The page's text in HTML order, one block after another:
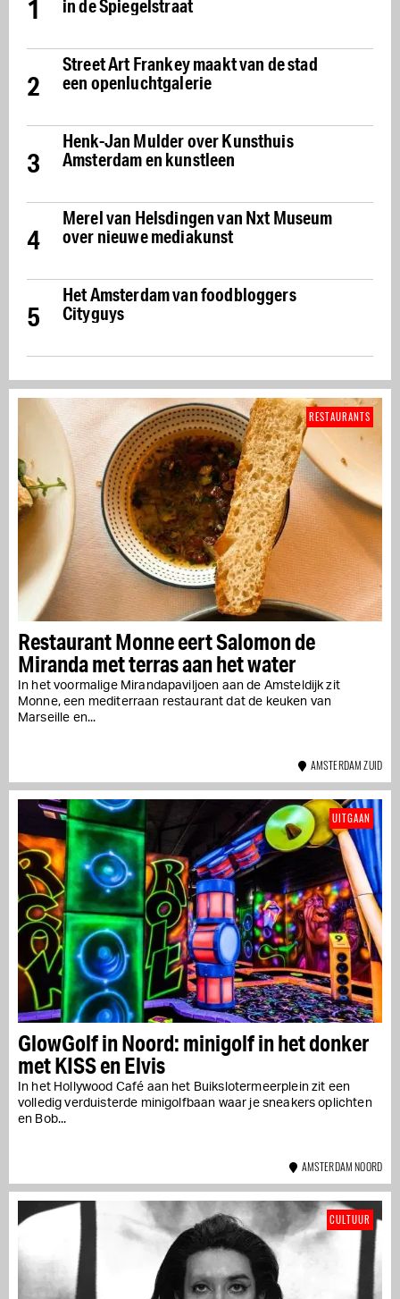
1 in de Spiegelstraat
2
Street Art Frankey maakt van de stad
een openluchtgalerie
3
Henk-Jan Mulder over Kunsthuis
Amsterdam en kunstleen
4
Merel van Helsdingen van Nxt Museum
over nieuwe mediakunst
5
Het Amsterdam van foodbloggers
Cityguys
Restaurant Monne eert Salomon de
Miranda met terras aan het water
In het voormalige Mirandapaviljoen aan de Amsteldijk zit
Monne, een mediterraan restaurant dat de keuken van
Marseille en...
RESTAURANTS
AMSTERDAM ZUID
GlowGolf in Noord: minigolf in het donker
met KISS en Elvis
In het Hollywood Café aan het Buikslotermeerplein zit een
volledig verduisterde minigolfbaan waar je sneakers oplichten
en Bob...
UITGAAN
AMSTERDAM NOORD
CULTUUR